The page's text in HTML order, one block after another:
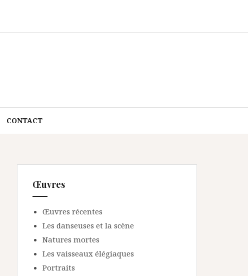
CONTACT
Œuvres
Œuvres récentes
Les danseuses et la scène
Natures mortes
Les vaisseaux élégiaques
Portraits